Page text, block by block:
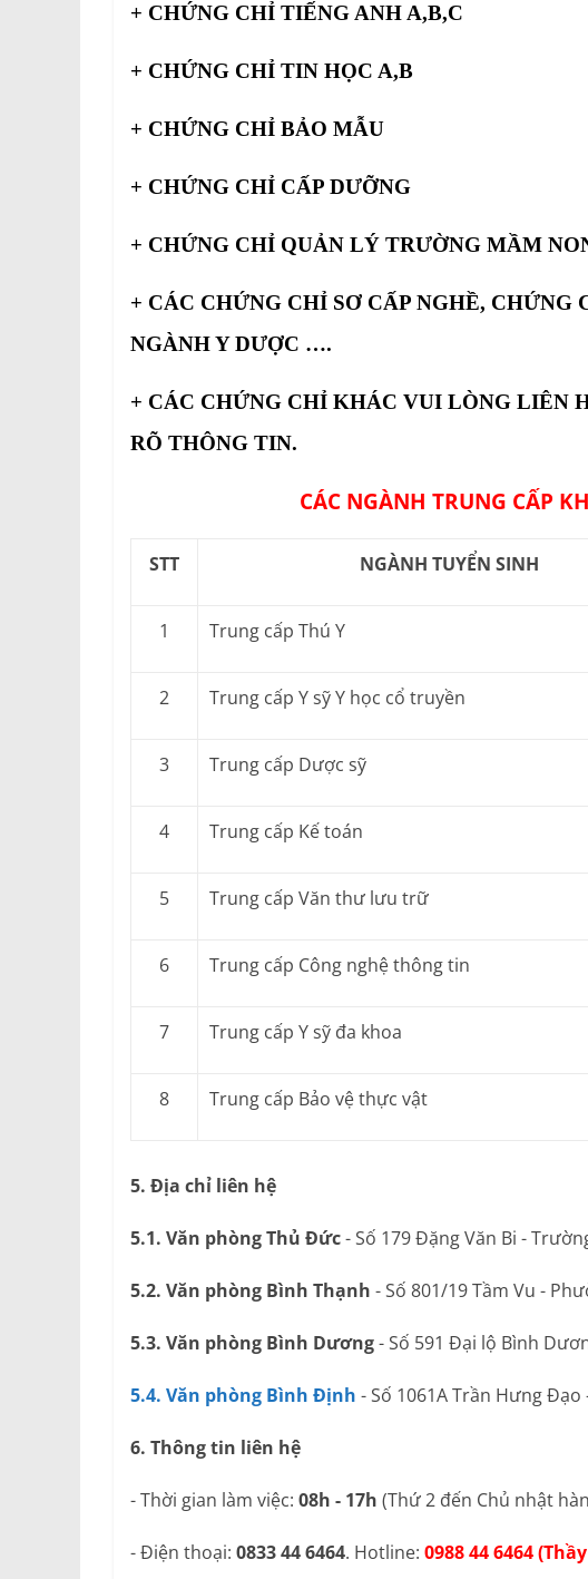
+ CHỨNG CHỈ TIẾNG ANH A,B,C
+ CHỨNG CHỈ TIN HỌC A,B
+ CHỨNG CHỈ BẢO MẪU
+ CHỨNG CHỈ CẤP DƯỠNG
+ CHỨNG CHỈ QUẢN LÝ TRƯỜNG MẦM
+ CÁC CHỨNG CHỈ SƠ CẤP NGHỀ,
NGÀNH Y DƯỢC ….
+ CÁC CHỨNG CHỈ KHÁC VUI LÒNG LIÊN
RÕ THÔNG TIN.
CÁC NGÀNH TRUNG CẤP
STT NGÀNH TUYỂN SINH
1 Trung cấp Thú Y
2 Trung cấp Y sỹ Y học cổ truyền
3 Trung cấp Dược sỹ
4 Trung cấp Kế toán
5 Trung cấp Văn thư lưu trữ
6 Trung cấp Công nghệ thông tin
7 Trung cấp Y sỹ đa khoa
8 Trung cấp Bảo vệ thực vật
5. Địa chỉ liên hệ
5.1. Văn phòng Thủ Đức- Số 179 Đặng Văn Bi -
5.2. Văn phòng Bình Thạnh - Số 801/19 Tầm Vu -
5.3. Văn phòng Bình Dương- Số 591 Đại lộ Bình
5.4. Văn phòng Bình Định - Số 1061A Trần Hưng
6. Thông tin liên hệ
- Thời gian làm việc: 08h - 17h (Thứ 2 đến Chủ nhật
- Điện thoại: 0833 44 6464. Hotline: 0988 44 6464